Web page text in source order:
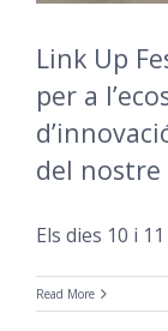
Link Up
per a
del
Els dies 10 i
Read More